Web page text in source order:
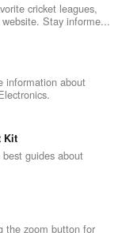
cricket leagues,
Stay informe...
information about
Kit
guides about
the zoom button for